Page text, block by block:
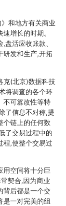
和地方有关商业
增长的时期。
活应收账款、
研发和生产,开拓
克(北京)数据科技
将调查的各个环
不可篡改性等特
了信息不对称,提
个链上的任何数
了交易过程中的
程,使整个交易过
用空间将十分巨
契合,因为商业
背后都是一个交
是一对完美的组